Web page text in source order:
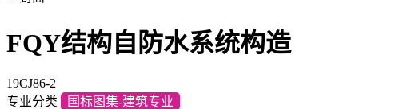
FQY结构自防水系统构造
19CJ86-2
专业分类
国标图集-建筑专业